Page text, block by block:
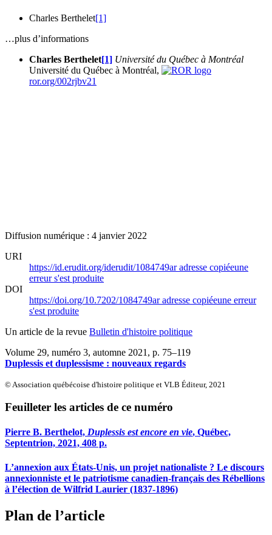
Charles Berthelet[1]
…plus d’informations
Charles Berthelet[1] Université du Québec à Montréal
Université du Québec à Montréal,
ror.org/002rjbv21
Diffusion numérique : 4 janvier 2022
URI
https://id.erudit.org/iderudit/1084749aradresse copiéeune
erreur s'est produite
DOI
https://doi.org/10.7202/1084749aradresse copiéeune erreur
s'est produite
Un article de la revue Bulletin d'histoire politique
Volume 29, numéro 3, automne 2021 , p. 75–119
Duplessis et duplessisme : nouveaux regards
© Association québécoise d'histoire politique et VLB Éditeur, 2021
Feuilleter les articles de ce numéro
Pierre B. Berthelot, Duplessis est encore en vie, Québec,
Septentrion, 2021, 408 p.
L’annexion aux États-Unis, un projet nationaliste ? Le discours
annexionniste et le patriotisme canadien-français des Rébellions
à l’élection de Wilfrid Laurier (1837-1896)
Plan de l’article